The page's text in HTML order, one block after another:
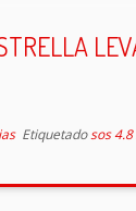
Etiquetadosos 4.8